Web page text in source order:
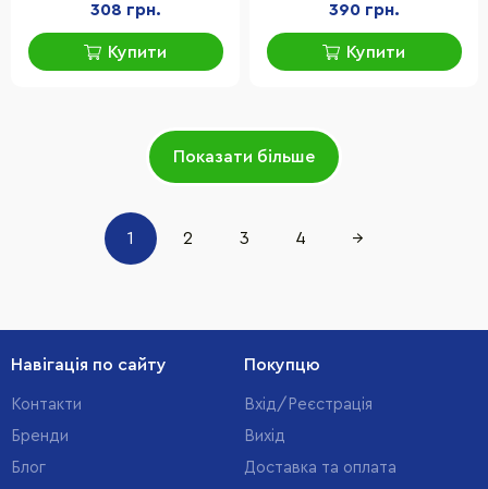
308 грн.
Купити
390 грн.
Купити
Показати більше
1 2 3 4 →
Навігація по сайту
Контакти
Бренди
Блог
Покупцю
Вхід/Реєстрація
Вихід
Доставка та оплата